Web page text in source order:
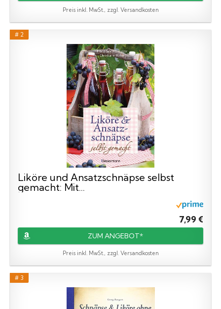
Preis inkl. MwSt., zzgl. Versandkosten
# 2
Liköre und Ansatzschnäpse selbst
gemacht: Mit...
7,99 €
ZUM ANGEBOT*
Preis inkl. MwSt., zzgl. Versandkosten
# 3